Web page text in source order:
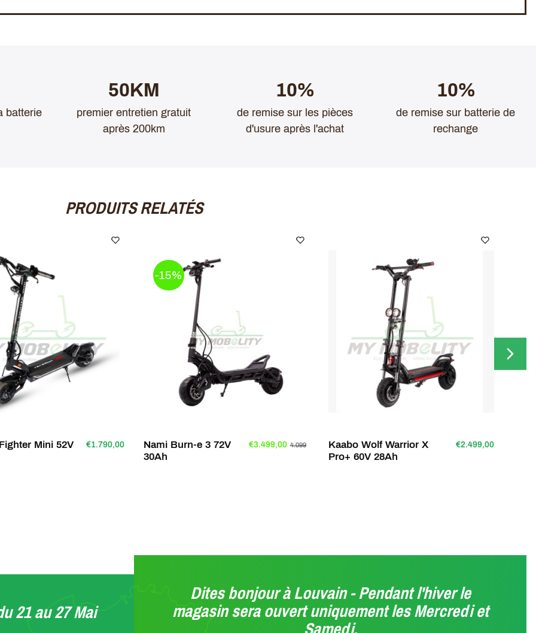
Celui-ci est
LED et un
Il est clair que cette
passage.
se veut légèrementplus
. En effet, le gabarit est
poids :
batterie
50KM
premier entretien gratuit
après 200km
10%
de remise sur les pièces
d'usure après l'achat
10%
de remise sur batterie de
rechange
PRODUITS RELATÉS
Mini 52V
€1.790,00
-15%
Nami Burn-e 3 72V
30Ah
€3.499,00 4.099
Kaabo Wolf Warrior X
Pro+ 60V 28Ah
€2.499,00
21 au 27 Mai
Dites bonjour à Louvain - Pendant l'hiver le
magasin sera ouvert uniquement les Mercredi et